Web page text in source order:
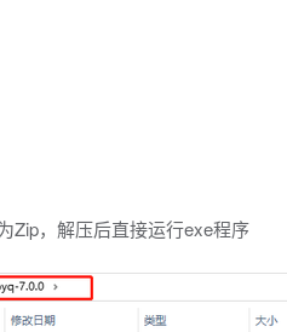
Zip，解压后直接运行exe程序